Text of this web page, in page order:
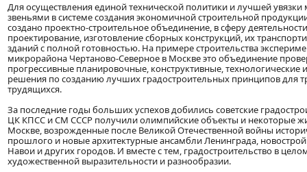
Для осуществления единой технической политики и лучшей
звеньями в системе создания экономичной строительной
создано проектно-строительное объединение, в сферу
проектирование, изготовление сборных конструкций, их
зданий с полной готовностью. На примере строительства
микрорайона Чертаново-Северное в Москве это объединение
прогрессивные планировочные, конструктивные, технологические
решения по созданию лучших градостроительных принципов для
трудящихся.
За последние годы больших успехов добились советские
ЦК КПСС и СМ СССР получили олимпийские объекты и некоторые
Москве, возрожденные после Великой Отечественной войны
прошлого и новые архитектурные ансамбли Ленинграда,
Навои и других городов. И вместе с тем, градостроительство в
художественной выразительности и разнообразии.